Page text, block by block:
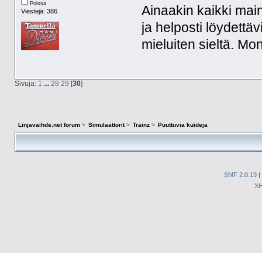
Poissa
Viestejä: 386
Ainaakin kaikki
ja helposti
mieluiten sieltä.
Sivuja: 1 ... 28 29 [30]
Linjavaihde.net forum> Simulaattorit> Trainz > Puuttuvia kuideja
SMF 2.0.19 |